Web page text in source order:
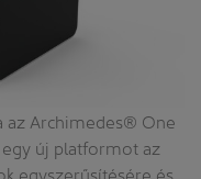
az Archimedes® One
új platformot az
egyszerűsítésére és